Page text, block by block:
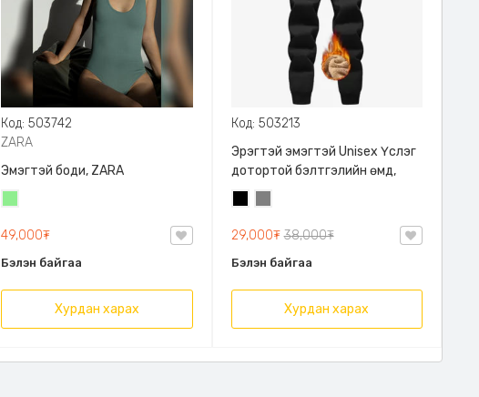
Код: 503742
ZARA
Эмэгтэй боди, ZARA
49,000₮
Бэлэн байгаа
Хурдан харах
Код: 503213
Эрэгтэй эмэгтэй Unisex Үслэг
дотортой бэлтгэлийн өмд,
29,000₮38,000₮
Бэлэн байгаа
Хурдан харах